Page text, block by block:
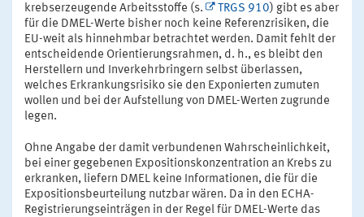
krebserzeugende Arbeitsstoffe (s.
TRGS 910) gibt es aber
für die DMEL-Werte bisher noch keine Referenzrisiken, die
EU-weit als hinnehmbar betrachtet werden. Damit fehlt der
entscheidende Orientierungsrahmen, d. h., es bleibt den
Herstellern und Inverkehrbringern selbst überlassen,
welches Erkrankungsrisiko sie den Exponierten zumuten
wollen und bei der Aufstellung von DMEL-Werten zugrunde
legen.
Ohne Angabe der damit verbundenen Wahrscheinlichkeit,
bei einer gegebenen Expositionskonzentration an Krebs zu
erkranken, liefern DMEL keine Informationen, die für die
Expositionsbeurteilung nutzbar wären. Da in den ECHA-
Registrierungseinträgen in der Regel für DMEL-Werte das